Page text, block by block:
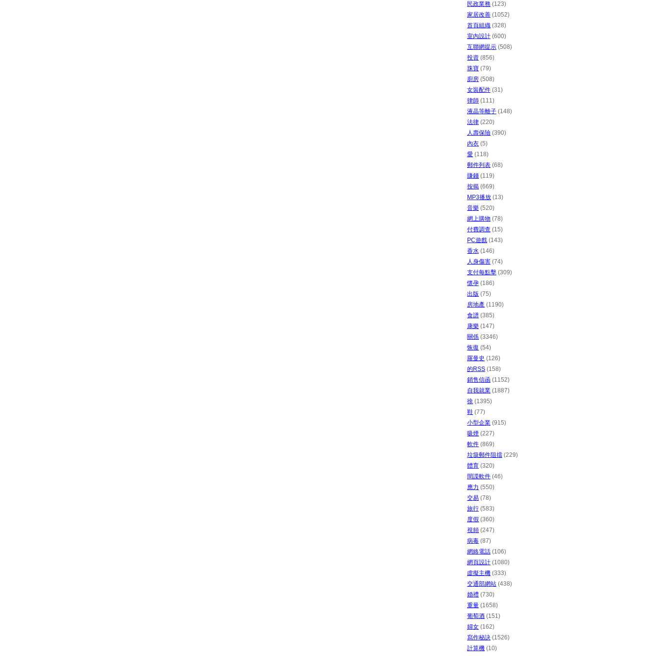
民政業務 (123)
家居改善 (1052)
首頁組織 (328)
室內設計 (600)
互聯網提示 (508)
投資 (856)
珠寶 (79)
廚房 (508)
女裝配件 (31)
律師 (111)
液晶等離子 (148)
法律 (220)
人壽保險 (390)
內衣 (5)
愛 (118)
郵件列表 (68)
賺錢 (119)
按揭 (669)
MP3播放 (13)
音樂 (520)
網上購物 (78)
付費調查 (15)
PC遊戲 (143)
香水 (146)
人身傷害 (74)
支付每點擊 (309)
懷孕 (186)
出版 (75)
房地產 (1190)
食譜 (385)
康樂 (147)
關係 (3346)
恢復 (54)
羅曼史 (126)
的RSS (158)
銷售信函 (1152)
自我就業 (1887)
徐 (1395)
鞋 (77)
小型企業 (915)
吸煙 (227)
軟件 (869)
垃圾郵件阻擋 (229)
體育 (320)
間諜軟件 (46)
應力 (550)
交易 (78)
旅行 (583)
度假 (360)
視頻 (247)
病毒 (87)
網絡電話 (106)
網頁設計 (1080)
虛擬主機 (333)
交通部網站 (438)
婚禮 (730)
重量 (1658)
葡萄酒 (151)
婦女 (162)
寫作秘訣 (1526)
計算機 (10)